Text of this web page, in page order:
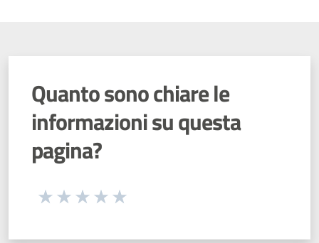
Quanto sono chiare le
informazioni su questa
pagina?
Seleziona una valutazione da 1 a 5 stelle